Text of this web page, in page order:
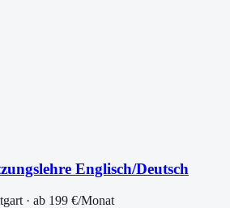
Englisch/Deutsch
· ab 199 €/Monat